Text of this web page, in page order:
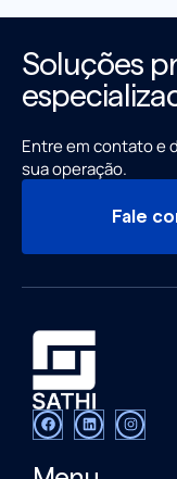
Soluções
Entre em contato e
sua operação.
Fale